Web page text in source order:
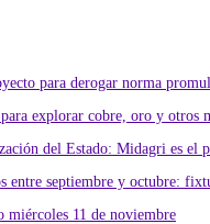
para derogar norma
explorar cobre, oro y otros
del Estado: Midagri es el
entre septiembre y octubre:
11 de noviembre